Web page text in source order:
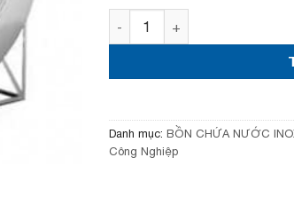
0
.
Bồn nước inox Đại Thành
Danh mục: BỒN CHỨA NƯỚC
Công Nghiệp